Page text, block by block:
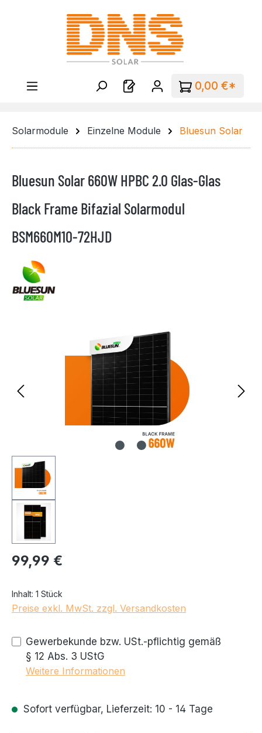
Zum Hauptinhalt springen
0,00 €*
Solarmodule Einzelne Module Bluesun Solar
Bluesun Solar 660W HPBC 2.0 Glas-Glas
Black Frame Bifazial Solarmodul
BSM660M10-72HJD
Regulärer Preis:
99,99 €
Inhalt: 1 Stück
Preise exkl. MwSt. zzgl. Versandkosten
Gewerbekunde bzw. USt.-pflichtig gemäß
§ 12 Abs. 3 UStG
Weitere Informationen
Sofort verfügbar, Lieferzeit: 10 - 14 Tage